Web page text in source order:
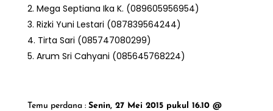
Mega Septiana Ika K. (089605956954)
Rizki Yuni Lestari (087839564244)
Tirta Sari (085747080299)
Arum Sri Cahyani (085645768224)
Temu perdana : Senin, 27 Mei 2015 pukul 16.10 @